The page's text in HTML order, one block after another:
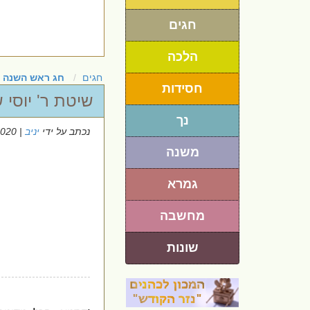
חגים
הלכה
חסידות
נך
משנה
גמרא
מחשבה
שונות
חגים חג ראש השנה
שיטת ר' יוסי
נכתב על ידי יניב | 21/9/2020